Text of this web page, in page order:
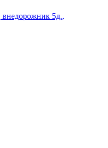
внедорожник 5д.,